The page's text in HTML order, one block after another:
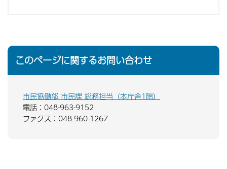
このページに関するお問い合わせ
市民協働部 市民課 総務担当（本庁舎1階）
電話：048-963-9152
ファクス：048-960-1267